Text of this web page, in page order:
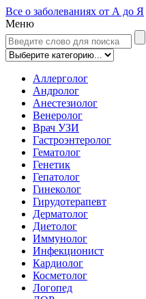
Все о заболеваниях от А до Я
Меню
Аллерголог
Андролог
Анестезиолог
Венеролог
Врач УЗИ
Гастроэнтеролог
Гематолог
Генетик
Гепатолог
Гинеколог
Гирудотерапевт
Дерматолог
Диетолог
Иммунолог
Инфекционист
Кардиолог
Косметолог
Логопед